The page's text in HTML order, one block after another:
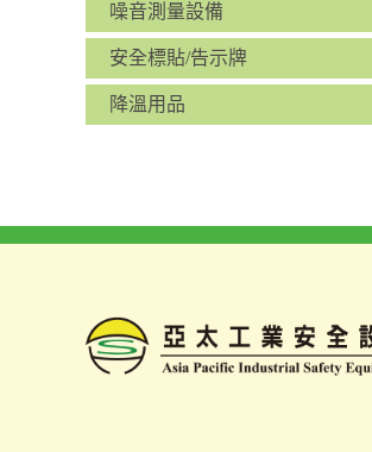
噪音測量設備
安全標貼/告示牌
降溫用品